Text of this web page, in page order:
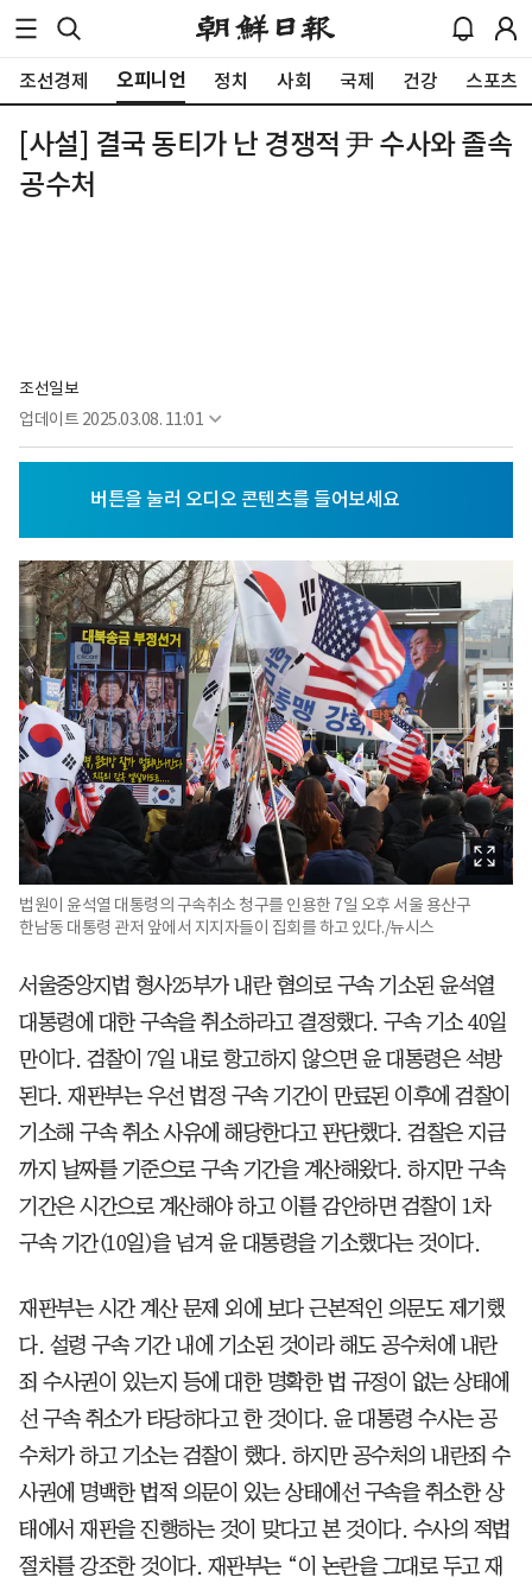
조선경제 오피니언 정치 사회 국제 건강 스포츠
[사설] 결국 동티가 난 경쟁적 尹 수사와 졸속
공수처
조선일보
업데이트 2025.03.08. 11:01
법원이 윤석열 대통령의 구속취소 청구를 인용한 7일 오후 서울 용산구
한남동 대통령 관저 앞에서 지지자들이 집회를 하고 있다./뉴시스
서울중앙지법 형사25부가 내란 혐의로 구속 기소된 윤석열
대통령에 대한 구속을 취소하라고 결정했다. 구속 기소 40일
만이다. 검찰이 7일 내로 항고하지 않으면 윤 대통령은 석방
된다. 재판부는 우선 법정 구속 기간이 만료된 이후에 검찰이
기소해 구속 취소 사유에 해당한다고 판단했다. 검찰은 지금
까지 날짜를 기준으로 구속 기간을 계산해왔다. 하지만 구속
기간은 시간으로 계산해야 하고 이를 감안하면 검찰이 1차
구속 기간(10일)을 넘겨 윤 대통령을 기소했다는 것이다.
재판부는 시간 계산 문제 외에 보다 근본적인 의문도 제기했
다. 설령 구속 기간 내에 기소된 것이라 해도 공수처에 내란
죄 수사권이 있는지 등에 대한 명확한 법 규정이 없는 상태에
선 구속 취소가 타당하다고 한 것이다. 윤 대통령 수사는 공
수처가 하고 기소는 검찰이 했다. 하지만 공수처의 내란죄 수
사권에 명백한 법적 의문이 있는 상태에선 구속을 취소한 상
태에서 재판을 진행하는 것이 맞다고 본 것이다. 수사의 적법
절차를 강조한 것이다. 재판부는 “이 논란을 그대로 두고 재